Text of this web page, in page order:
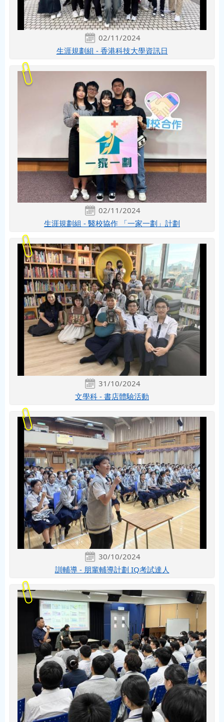
02/11/2024
生涯規劃組 - 香港科技大學資訊日
02/11/2024
生涯規劃組 - 醫校協作 「一家一劃」計劃
31/10/2024
文學科 - 書店體驗活動
30/10/2024
訓輔導 - 朋輩輔導計劃 IQ考試達人